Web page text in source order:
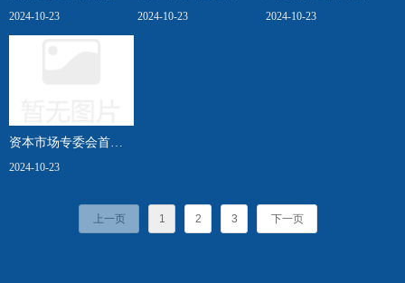
与产业趋势及早期项
2024-10-23
举办第二期主题活动
2024-10-23
直通车暨会员迎新活
2024-10-23
资本市场专委会首场
活动圆满举行，行业
2024-10-23
上一页 1 2 3 下一页